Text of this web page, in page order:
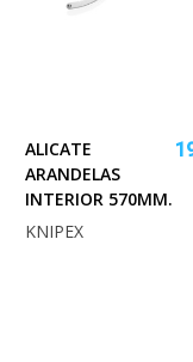
ALICATE
ARANDELAS
INTERIOR 570MM.
KNIPEX